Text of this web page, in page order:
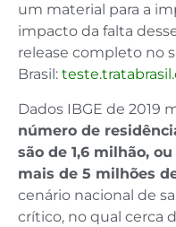
um material para a
impacto da falta
release completo no
Brasil:
Dados IBGE de 2019
número de
são de 1,6 milhão,
mais de 5 milhões
cenário nacional de
crítico, no qual cerca